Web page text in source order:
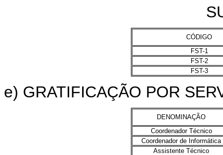
CÓDIGO
FST-1
FST-2
FST-3
e) GRATIFICAÇÃO POR
DENOMINAÇÃO
Coordenador Técnico
Coordenador de Informática
Assistente Técnico